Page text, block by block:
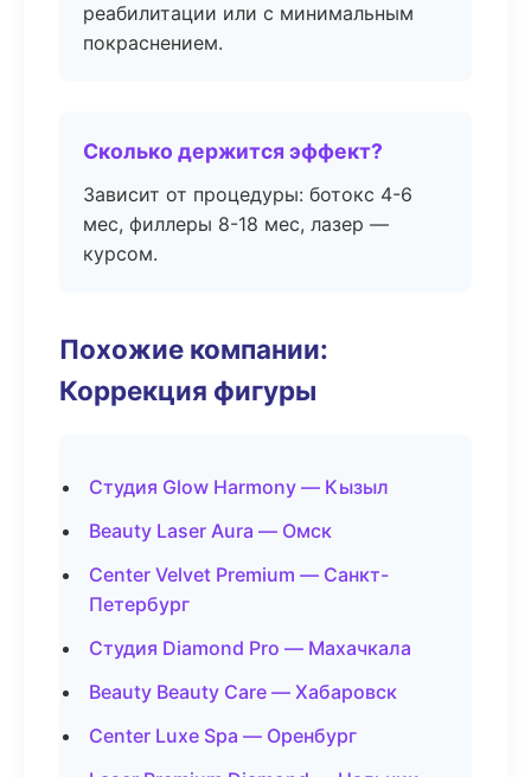
реабилитации или с минимальным
покраснением.
Сколько держится эффект?
Зависит от процедуры: ботокс 4-6
мес, филлеры 8-18 мес, лазер —
курсом.
Похожие компании:
Коррекция фигуры
Студия Glow Harmony — Кызыл
Beauty Laser Aura — Омск
Center Velvet Premium — Санкт-
Петербург
Студия Diamond Pro — Махачкала
Beauty Beauty Care — Хабаровск
Center Luxe Spa — Оренбург